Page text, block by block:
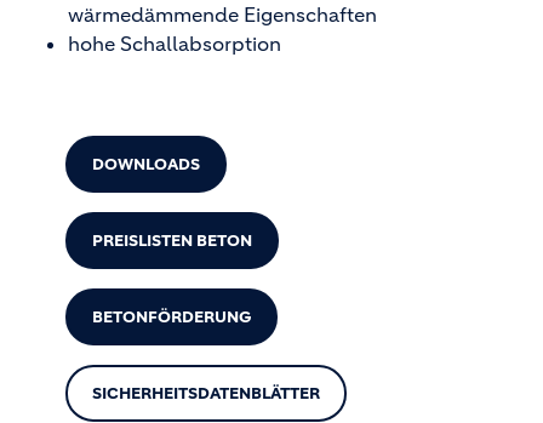
wärmedämmende Eigenschaften
hohe Schallabsorption
DOWNLOADS
PREISLISTEN BETON
BETONFÖRDERUNG
SICHERHEITSDATENBLÄTTER